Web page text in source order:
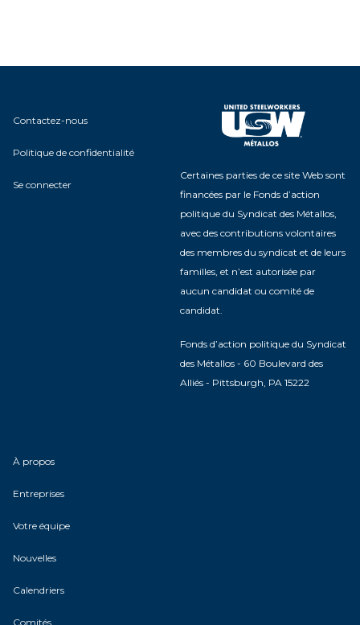
Contactez-nous
Politique de confidentialité
Se connecter
Certaines parties de ce site Web sont
financées par le Fonds d’action
politique du Syndicat des Métallos,
avec des contributions volontaires
des membres du syndicat et de leurs
familles, et n’est autorisée par
aucun candidat ou comité de
candidat.
Fonds d’action politique du Syndicat
des Métallos - 60 Boulevard des
Alliés - Pittsburgh, PA 15222
À propos
Entreprises
Votre équipe
Nouvelles
Calendriers
Comités